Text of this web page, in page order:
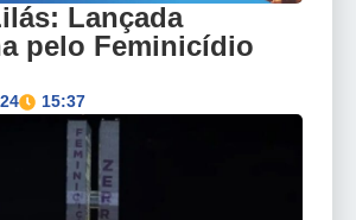
Lançada
pelo Feminicídio
15:37